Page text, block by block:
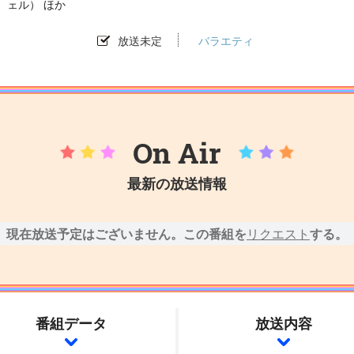
ェル） ほか
放送未定 バラエティ
On Air
最新の放送情報
現在放送予定はございません。この番組をリクエストする。
番組データ 放送内容